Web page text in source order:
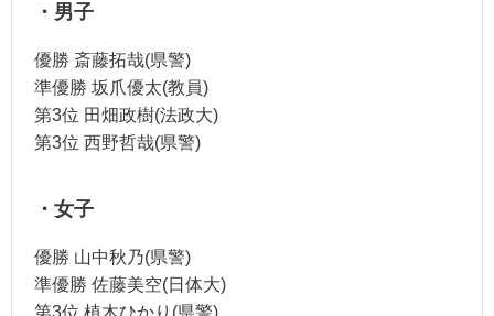
・男子
優勝 斎藤拓哉(県警)
準優勝 坂爪優太(教員)
第3位 田畑政樹(法政大)
第3位 西野哲哉(県警)
・女子
優勝 山中秋乃(県警)
準優勝 佐藤美空(日体大)